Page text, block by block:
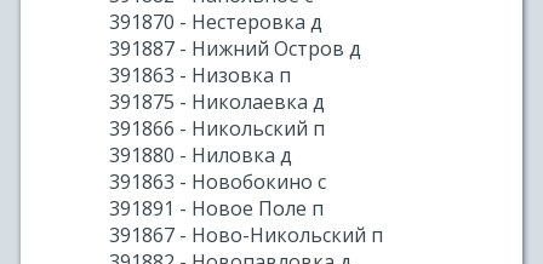
391870 - Нестеровка д
391887 - Нижний Остров д
391863 - Низовка п
391875 - Николаевка д
391866 - Никольский п
391880 - Ниловка д
391863 - Новобокино с
391891 - Новое Поле п
391867 - Ново-Никольский п